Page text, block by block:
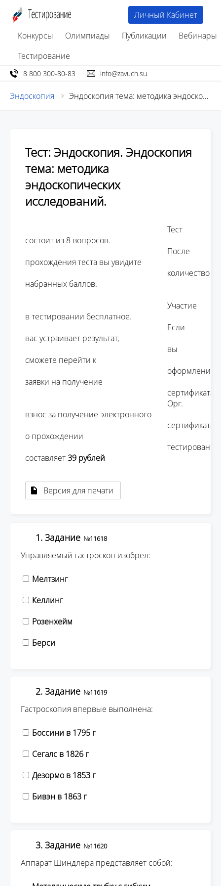
Конкурсы Олимпиады Публикации
Вебинары
Тестирование
Личный Кабинет
8 800 300-80-83 info@zavuch.su
Эндоскопия Эндоскопия тема: методика эндоскопических исследований
Тест: Эндоскопия. Эндоскопия
тема: методика
эндоскопических
исследований.
состоит из 8 вопросов.
прохождения теста вы увидите
набранных баллов.
в тестировании бесплатное.
вас устраивает результат,
сможете перейти к
заявки на получение
взнос за получение электронного
о прохождении
составляет 39 рублей
Версия для печати
1. Задание №11618
Управляемый гастроскоп изобрел:
Мелтзинг
Келлинг
Розенхейм
Берси
2. Задание №11619
Гастроскопия впервые выполнена:
Боссини в 1795 г
Сегалс в 1826 г
Дезормо в 1853 г
Бивэн в 1863 г
3. Задание №11620
Аппарат Шиндлера представляет собой: